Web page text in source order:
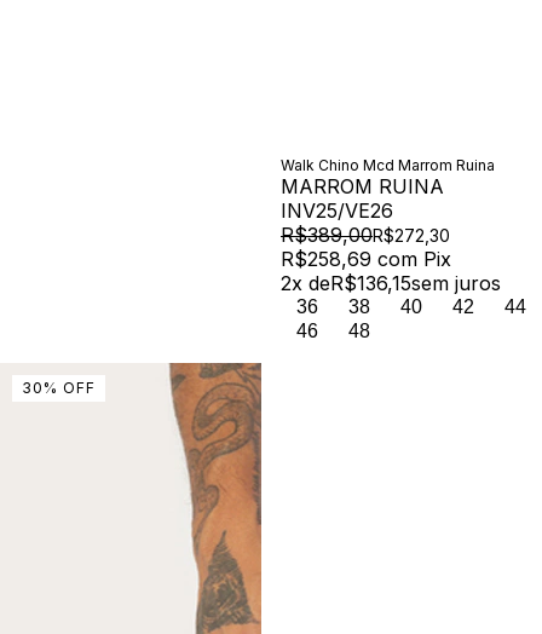
Walk Chino Mcd Marrom Ruina
MARROM RUINA
INV25/VE26
R$389,00R$272,30
R$258,69 com Pix
2x deR$136,15sem juros
36 38 40 42
44
46
48
30 % OFF